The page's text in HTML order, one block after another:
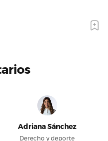
Adriana Sánchez
Derecho y deporte